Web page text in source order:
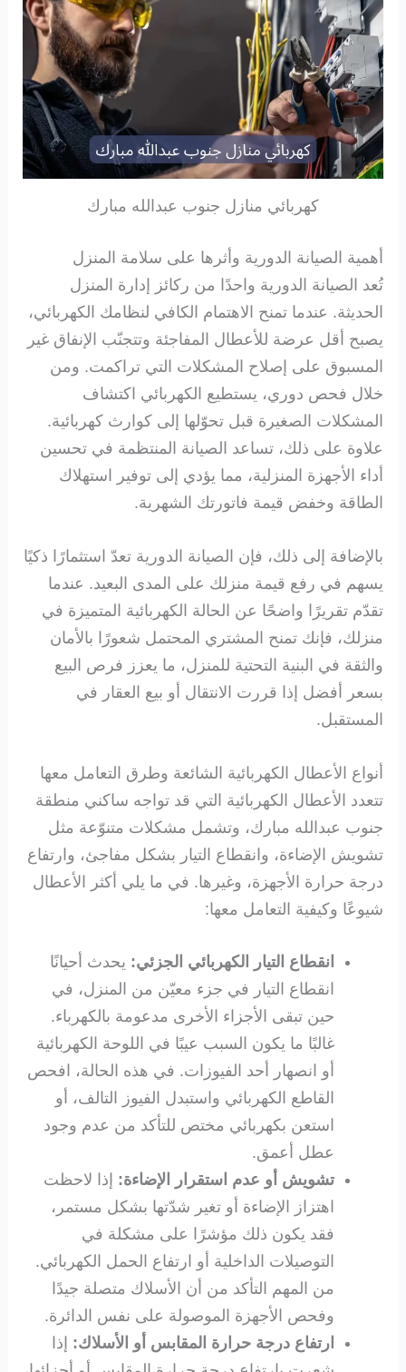
كهربائي منازل جنوب عبدالله مبارك
أهمية الصيانة الدورية وأثرها على سلامة المنزل
تُعد الصيانة الدورية واحدًا من ركائز إدارة المنزل
الحديثة. عندما تمنح الاهتمام الكافي لنظامك الكهربائي،
يصبح أقل عرضة للأعطال المفاجئة وتتجنّب الإنفاق غير
المسبوق على إصلاح المشكلات التي تراكمت. ومن
خلال فحص دوري، يستطيع الكهربائي اكتشاف
المشكلات الصغيرة قبل تحوّلها إلى كوارث كهربائية.
علاوة على ذلك، تساعد الصيانة المنتظمة في تحسين
أداء الأجهزة المنزلية، مما يؤدي إلى توفير استهلاك
الطاقة وخفض قيمة فاتورتك الشهرية.
بالإضافة إلى ذلك، فإن الصيانة الدورية تعدّ استثمارًا ذكيًا
يسهم في رفع قيمة منزلك على المدى البعيد. عندما
تقدّم تقريرًا واضحًا عن الحالة الكهربائية المتميزة في
منزلك، فإنك تمنح المشتري المحتمل شعورًا بالأمان
والثقة في البنية التحتية للمنزل، ما يعزز فرص البيع
بسعر أفضل إذا قررت الانتقال أو بيع العقار في
المستقبل.
أنواع الأعطال الكهربائية الشائعة وطرق التعامل معها
تتعدد الأعطال الكهربائية التي قد تواجه ساكني منطقة
جنوب عبدالله مبارك، وتشمل مشكلات متنوّعة مثل
تشويش الإضاءة، وانقطاع التيار بشكل مفاجئ، وارتفاع
درجة حرارة الأجهزة، وغيرها. في ما يلي أكثر الأعطال
شيوعًا وكيفية التعامل معها:
انقطاع التيار الكهربائي الجزئي: يحدث أحيانًا
انقطاع التيار في جزء معيّن من المنزل، في
حين تبقى الأجزاء الأخرى مدعومة بالكهرباء.
غالبًا ما يكون السبب عيبًا في اللوحة الكهربائية
أو انصهار أحد الفيوزات. في هذه الحالة، افحص
القاطع الكهربائي واستبدل الفيوز التالف، أو
استعن بكهربائي مختص للتأكد من عدم وجود
عطل أعمق.
تشويش أو عدم استقرار الإضاءة: إذا لاحظت
اهتزاز الإضاءة أو تغير شدّتها بشكل مستمر،
فقد يكون ذلك مؤشرًا على مشكلة في
التوصيلات الداخلية أو ارتفاع الحمل الكهربائي.
من المهم التأكد من أن الأسلاك متصلة جيدًا
وفحص الأجهزة الموصولة على نفس الدائرة.
ارتفاع درجة حرارة المقابس أو الأسلاك: إذا